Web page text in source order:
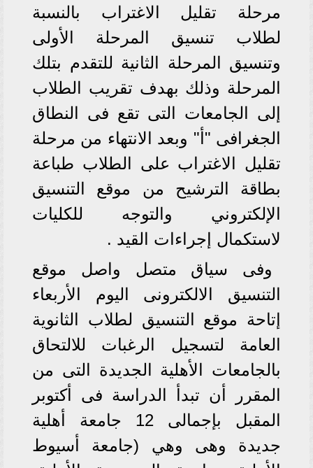
مرحلة تقليل الاغتراب بالنسبة
لطلاب تنسيق المرحلة الأولى
وتنسيق المرحلة الثانية للتقدم بتلك
المرحلة وذلك بهدف تقريب الطلاب
إلى الجامعات التى تقع فى النطاق
الجغرافى "أ" وبعد الانتهاء من مرحلة
تقليل الاغتراب على الطلاب طباعة
بطاقة الترشيح من موقع التنسيق
الإلكتروني والتوجه للكليات
لاستكمال إجراءات القيد .
وفى سياق متصل واصل موقع
التنسيق الالكترونى اليوم الأربعاء
إتاحة موقع التنسيق لطلاب الثانوية
العامة لتسجيل الرغبات للالتحاق
بالجامعات الأهلية الجديدة التى من
المقرر أن تبدأ الدراسة فى أكتوبر
المقبل بإجمالى 12 جامعة أهلية
جديدة وهى وهي (جامعة أسيوط